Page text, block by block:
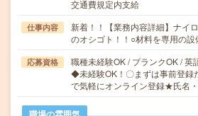
交通費規定内支給
仕事内容
新着！！【業務内容詳細】ナイ
のオシゴト！！○材料を専用の
応募資格
職種未経験OK / ブランクOK / 英
◆未経験OK！〇まずは事前登録
で気軽にオンライン登録★氏名